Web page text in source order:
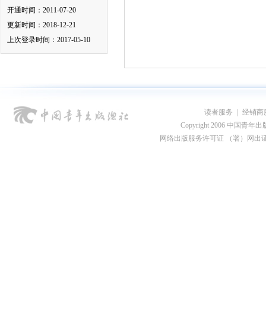
开通时间：2011-07-20
更新时间：2018-12-21
上次登录时间：2017-05-10
读者服务
经销商
Copyright 2006 中国青年出
网络出版服务许可证 （署）网出